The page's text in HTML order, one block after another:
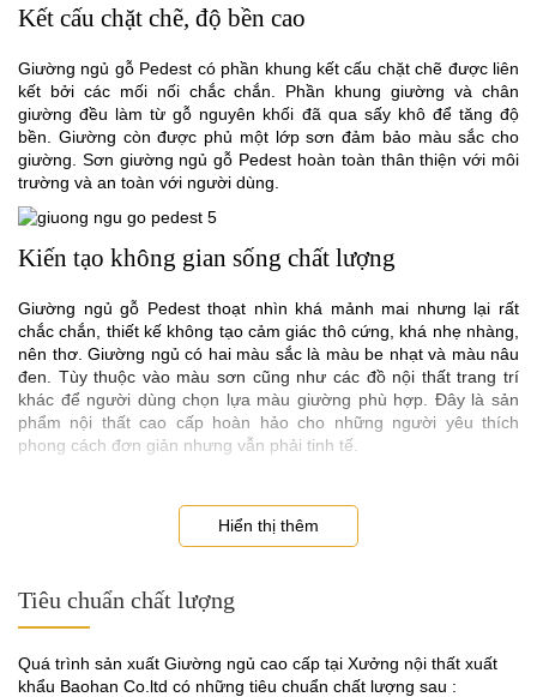
Kết cấu chặt chẽ, độ bền cao
Giường ngủ gỗ Pedest có phần khung kết cấu chặt chẽ được liên
kết bởi các mối nối chắc chắn. Phần khung giường và chân
giường đều làm từ gỗ nguyên khối đã qua sấy khô để tăng độ
bền. Giường còn được phủ một lớp sơn đảm bảo màu sắc cho
giường. Sơn giường ngủ gỗ Pedest hoàn toàn thân thiện với môi
trường và an toàn với người dùng.
Kiến tạo không gian sống chất lượng
Giường ngủ gỗ Pedest thoạt nhìn khá mảnh mai nhưng lại rất
chắc chắn, thiết kế không tạo cảm giác thô cứng, khá nhẹ nhàng,
nên thơ. Giường ngủ có hai màu sắc là màu be nhạt và màu nâu
đen. Tùy thuộc vào màu sơn cũng như các đồ nội thất trang trí
khác để người dùng chọn lựa màu giường phù hợp. Đây là sản
phẩm nội thất cao cấp hoàn hảo cho những người yêu thích
phong cách đơn giản nhưng vẫn phải tinh tế.
Hiển thị thêm
Tiêu chuẩn chất lượng
Quá trình sản xuất Giường ngủ cao cấp tại Xưởng nội thất xuất
khẩu Baohan Co.ltd có những tiêu chuẩn chất lượng sau :